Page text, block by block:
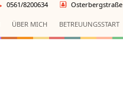
0561/8200634
ÜBER MICH BETREU­UNGS­START